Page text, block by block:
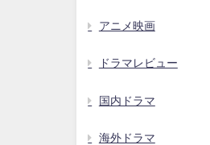
アニメ映画
ドラマレビュー
国内ドラマ
海外ドラマ